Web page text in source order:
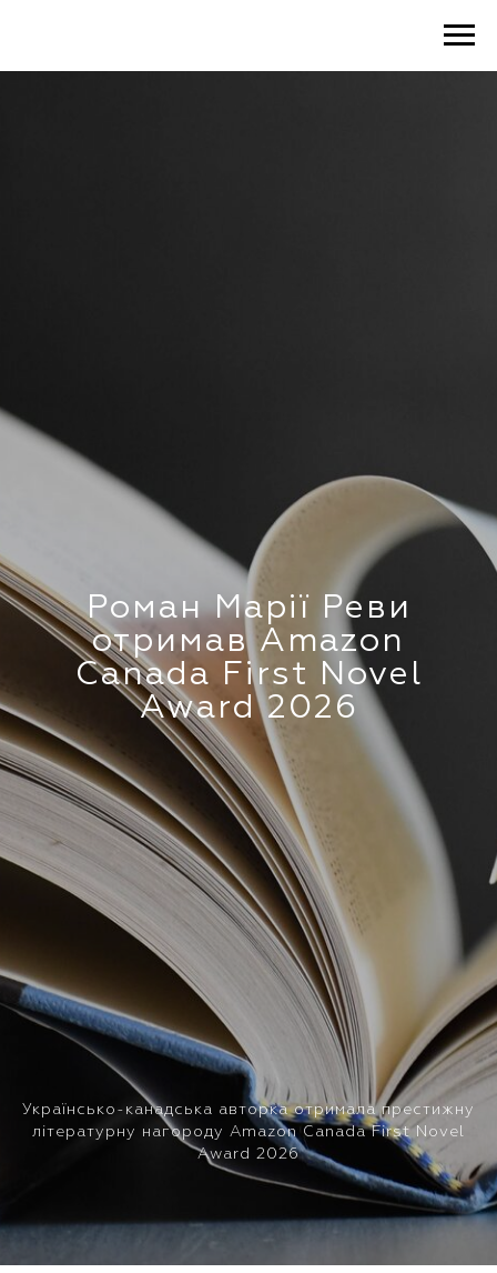
Роман Марії Реви
отримав Amazon
Canada First Novel
Award 2026
Українсько-канадська авторка отримала престижну
літературну нагороду Amazon Canada First Novel
Award 2026